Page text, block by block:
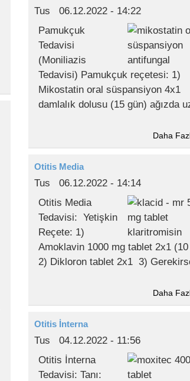
Tus
06.12.2022 - 14:22
Pamukçuk
Tedavisi
(Moniliazis
Tedavisi) Pamukçuk reçetesi: 1)
Mikostatin oral süspansiyon 4x1
damlalık dolusu (15 gün) ağızda
Daha
Otitis Media
Tus
06.12.2022 - 14:14
Otitis Media
Tedavisi: Yetişkin
Reçete: 1)
Amoklavin 1000 mg tablet 2x1 (10
2) Dikloron tablet 2x1 3)
Daha
Otitis İnterna
Tus
04.12.2022 - 11:56
Otitis İnterna
Tedavisi: Tanı: